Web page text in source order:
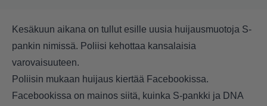
Kesäkuun aikana on tullut esille uusia huijausmuotoja S-
pankin nimissä. Poliisi kehottaa kansalaisia
varovaisuuteen.
Poliisin mukaan huijaus kiertää Facebookissa.
Facebookissa on mainos siitä, kuinka S-pankki ja DNA